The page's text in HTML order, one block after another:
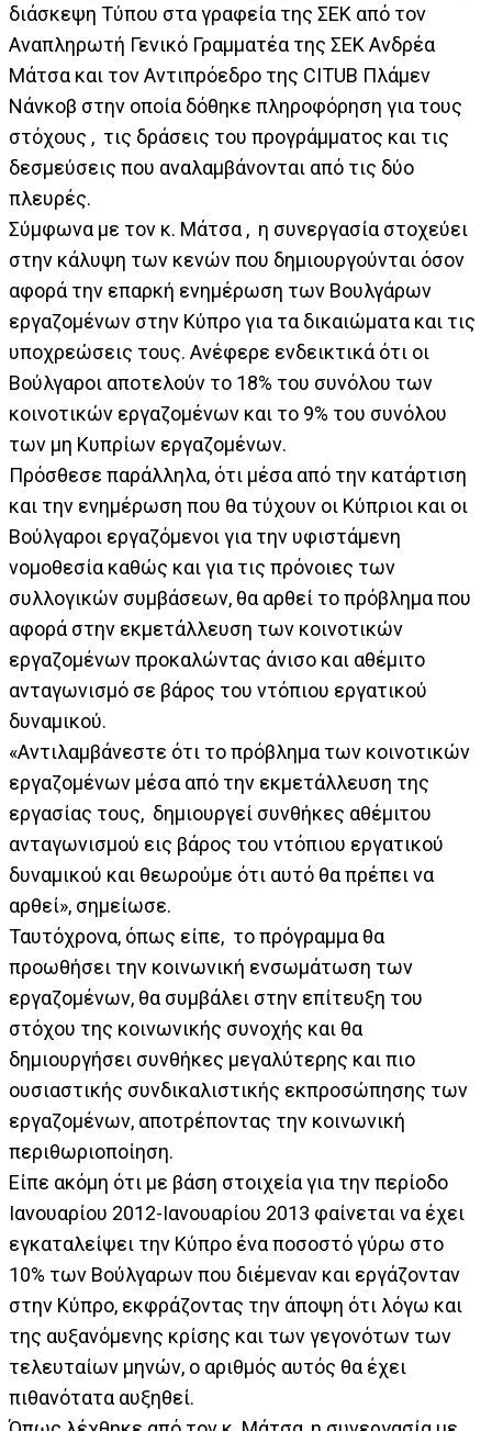
διάσκεψη Τύπου στα γραφεία της ΣΕΚ από τον
Αναπληρωτή Γενικό Γραμματέα της ΣΕΚ Ανδρέα
Μάτσα και τον Αντιπρόεδρο της CITUB Πλάμεν
Νάνκοβ στην οποία δόθηκε πληροφόρηση για τους
στόχους , τις δράσεις του προγράμματος και τις
δεσμεύσεις που αναλαμβάνονται από τις δύο
πλευρές.
Σύμφωνα με τον κ. Μάτσα , η συνεργασία στοχεύει
στην κάλυψη των κενών που δημιουργούνται όσον
αφορά την επαρκή ενημέρωση των Βουλγάρων
εργαζομένων στην Κύπρο για τα δικαιώματα και τις
υποχρεώσεις τους. Ανέφερε ενδεικτικά ότι οι
Βούλγαροι αποτελούν το 18% του συνόλου των
κοινοτικών εργαζομένων και το 9% του συνόλου
των μη Κυπρίων εργαζομένων.
Πρόσθεσε παράλληλα, ότι μέσα από την κατάρτιση
και την ενημέρωση που θα τύχουν οι Κύπριοι και οι
Βούλγαροι εργαζόμενοι για την υφιστάμενη
νομοθεσία καθώς και για τις πρόνοιες των
συλλογικών συμβάσεων, θα αρθεί το πρόβλημα που
αφορά στην εκμετάλλευση των κοινοτικών
εργαζομένων προκαλώντας άνισο και αθέμιτο
ανταγωνισμό σε βάρος του ντόπιου εργατικού
δυναμικού.
«Αντιλαμβάνεστε ότι το πρόβλημα των κοινοτικών
εργαζομένων μέσα από την εκμετάλλευση της
εργασίας τους, δημιουργεί συνθήκες αθέμιτου
ανταγωνισμού εις βάρος του ντόπιου εργατικού
δυναμικού και θεωρούμε ότι αυτό θα πρέπει να
αρθεί», σημείωσε.
Ταυτόχρονα, όπως είπε, το πρόγραμμα θα
προωθήσει την κοινωνική ενσωμάτωση των
εργαζομένων, θα συμβάλει στην επίτευξη του
στόχου της κοινωνικής συνοχής και θα
δημιουργήσει συνθήκες μεγαλύτερης και πιο
ουσιαστικής συνδικαλιστικής εκπροσώπησης των
εργαζομένων, αποτρέποντας την κοινωνική
περιθωριοποίηση.
Είπε ακόμη ότι με βάση στοιχεία για την περίοδο
Ιανουαρίου 2012-Ιανουαρίου 2013 φαίνεται να έχει
εγκαταλείψει την Κύπρο ένα ποσοστό γύρω στο
10% των Βούλγαρων που διέμεναν και εργάζονταν
στην Κύπρο, εκφράζοντας την άποψη ότι λόγω και
της αυξανόμενης κρίσης και των γεγονότων των
τελευταίων μηνών, ο αριθμός αυτός θα έχει
πιθανότατα αυξηθεί.